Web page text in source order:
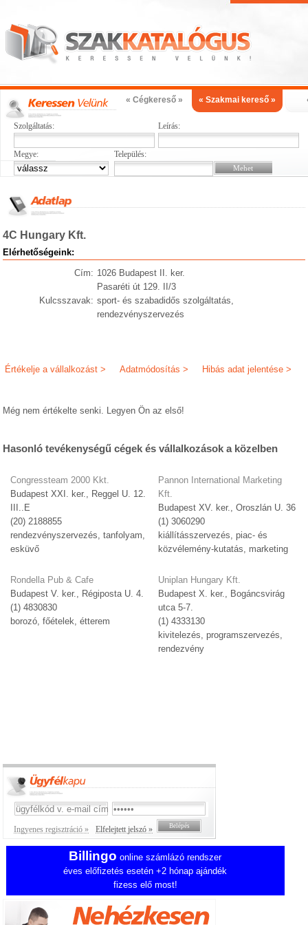
« Cégkereső » « Szakmai kereső »
Szolgáltatás: Leírás:
Megye: Település:
4C Hungary Kft.
Elérhetőségeink:
Cím: 1026 Budapest II. ker.
Pasaréti út 129. II/3
Kulcsszavak: sport- és szabadidős szolgáltatás,
rendezvényszervezés
Hibás adat jelentése >
Adatmódosítás >
Értékelje a vállalkozást >
Még nem értékelte senki. Legyen Ön az első!
Hasonló tevékenységű cégek és vállalkozások a közelben
Congressteam 2000 Kkt.
Budapest XXI. ker., Reggel U. 12.
III..E
(20) 2188855
rendezvényszervezés, tanfolyam,
esküvő
Rondella Pub & Cafe
Budapest V. ker., Régiposta U. 4.
(1) 4830830
borozó, főételek, étterem
Pannon International Marketing
Kft.
Budapest XV. ker., Oroszlán U. 36
(1) 3060290
kiállításszervezés, piac- és
közvélemény-kutatás, marketing
Uniplan Hungary Kft.
Budapest X. ker., Bogáncsvirág
utca 5-7.
(1) 4333130
kivitelezés, programszervezés,
rendezvény
Ingyenes regisztráció » Elfelejtett jelszó »
Billingo online számlázó rendszer
éves előfizetés esetén +2 hónap ajándék
fizess elő most!